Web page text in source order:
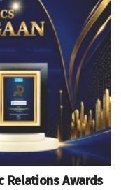
Relations Awards